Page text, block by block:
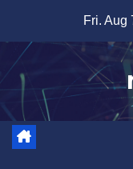
content
Fri. Aug